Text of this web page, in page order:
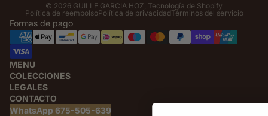
© 2026GUILLE GARCIA HOZ,Tecnología de Shopify
Política de reembolsoPolítica de privacidadTérminos del servicio
Formas de pago
MENU
COLECCIONES
LEGALES
CONTACTO
WhatsApp 675-505-639